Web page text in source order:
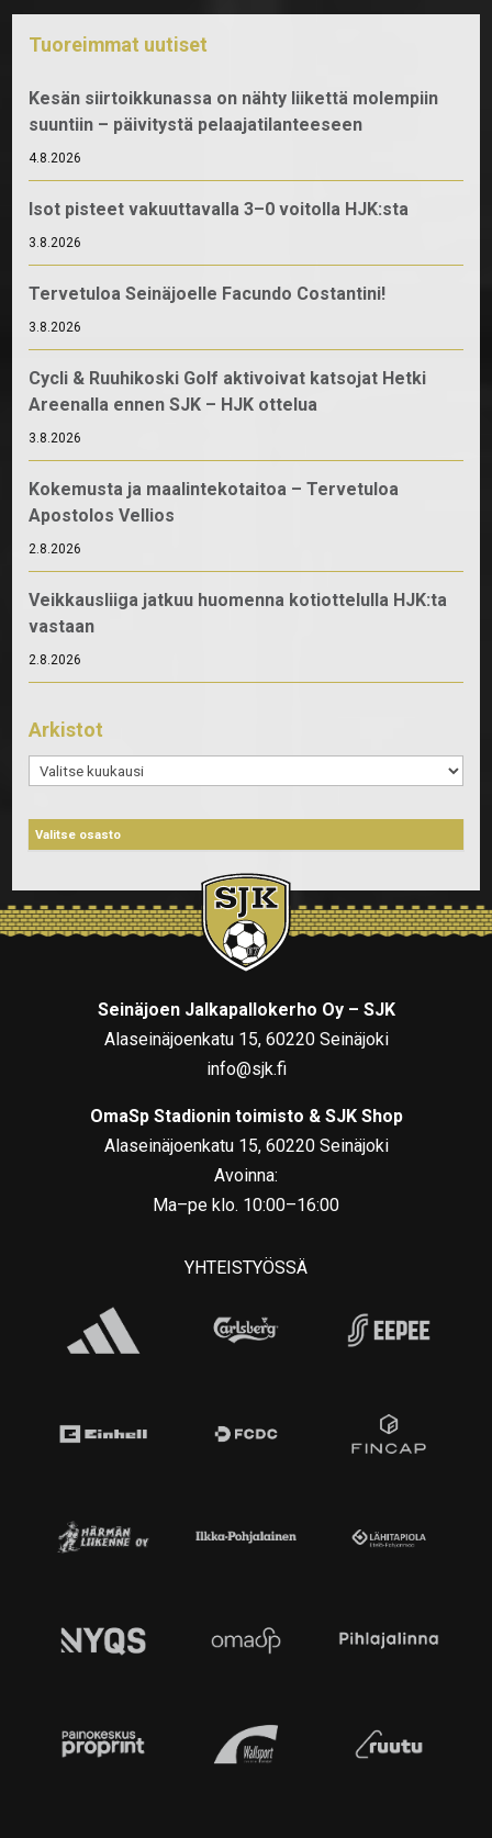
Tuoreimmat uutiset
Kesän siirtoikkunassa on nähty liikettä molempiin
suuntiin – päivitystä pelaajatilanteeseen
4.8.2026
Isot pisteet vakuuttavalla 3–0 voitolla HJK:sta
3.8.2026
Tervetuloa Seinäjoelle Facundo Costantini!
3.8.2026
Cycli & Ruuhikoski Golf aktivoivat katsojat Hetki
Areenalla ennen SJK – HJK ottelua
3.8.2026
Kokemusta ja maalintekotaitoa – Tervetuloa
Apostolos Vellios
2.8.2026
Veikkausliiga jatkuu huomenna kotiottelulla HJK:ta
vastaan
2.8.2026
Arkistot
Arkistot
Seinäjoen Jalkapallokerho Oy – SJK
Alaseinäjoenkatu 15, 60220 Seinäjoki
info@sjk.fi
OmaSp Stadionin toimisto & SJK Shop
Alaseinäjoenkatu 15, 60220 Seinäjoki
Avoinna:
Ma–pe klo. 10:00–16:00
YHTEISTYÖSSÄ